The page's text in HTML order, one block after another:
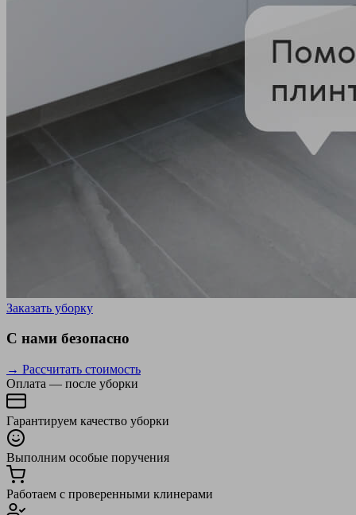
Заказать уборку
С нами безопасно
→ Рассчитать стоимость
Оплата — после уборки
Гарантируем качество уборки
Выполним особые поручения
Работаем с проверенными клинерами